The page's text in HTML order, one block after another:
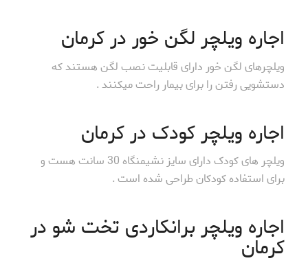
اجاره ویلچر لگن خور در کرمان
ویلچرهای لگن خور دارای قابلیت نصب لگن هستند که
دستشویی رفتن را برای بیمار راحت میکنند .
اجاره ویلچر کودک در کرمان
ویلچر های کودک دارای سایز نشیمنگاه 30 سانت هست و
برای استفاده کودکان طراحی شده است .
اجاره ویلچر برانکاردی تخت شو در
کرمان